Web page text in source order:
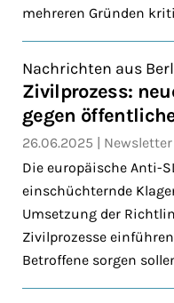
mehreren Gründen
Nachrichten aus
Zivilprozess:
gegen
26.06.2025
Newsletter
Die europäische Anti-
einschüchternde
Umsetzung der
Zivilprozesse
Betroffene sorgen